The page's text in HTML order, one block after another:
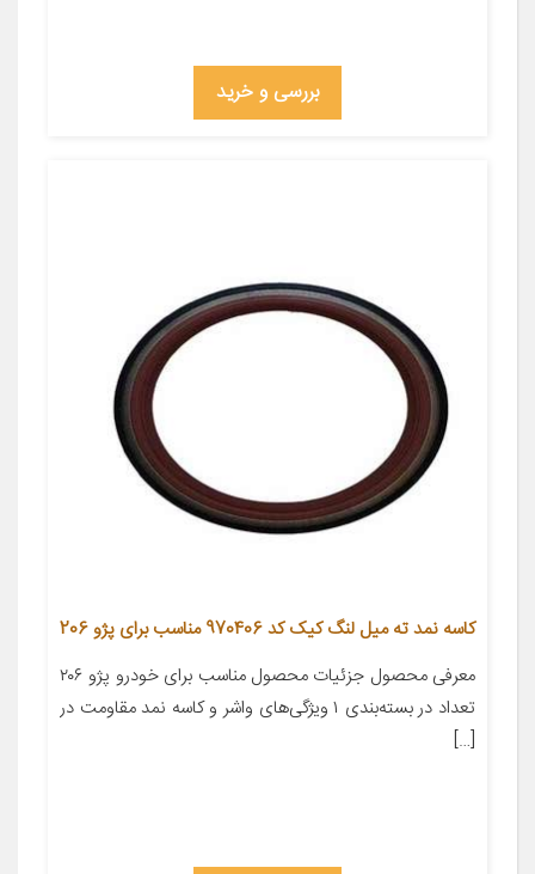
بررسی و خرید
کاسه نمد ته میل لنگ کیک کد 970406 مناسب برای پژو 206
معرفی محصول جزئیات محصول مناسب برای خودرو پژو ۲۰۶
تعداد در بسته‌بندی ۱ ویژگی‌های واشر و کاسه نمد مقاومت در
[…]